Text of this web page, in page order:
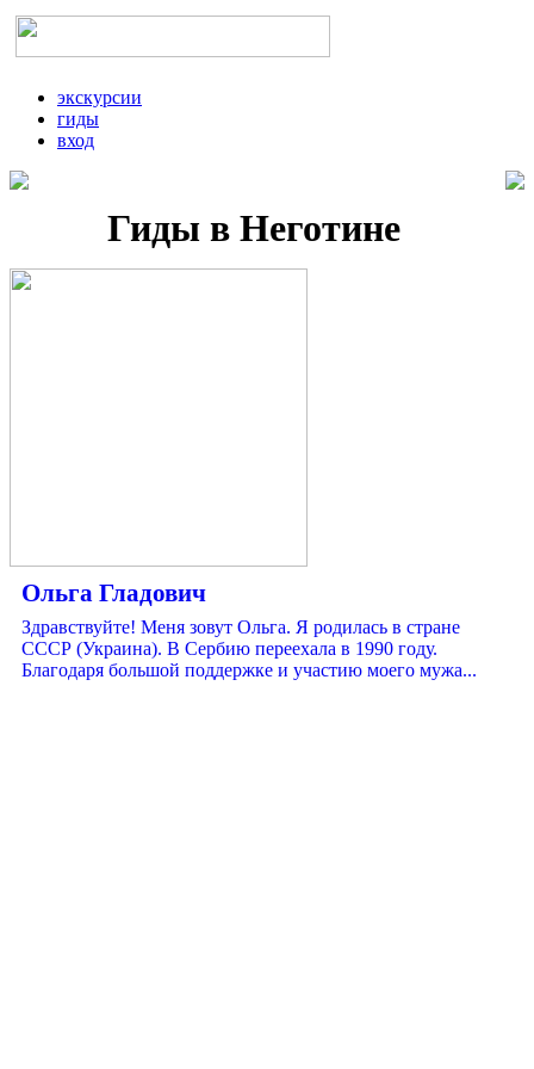
экскурсии
гиды
вход
Гиды в Неготине
Ольга Гладович
Здравствуйте! Меня зовут Ольга. Я родилась в стране
СССР (Украина). В Сербию переехала в 1990 году.
Благодаря большой поддержке и участию моего мужа...